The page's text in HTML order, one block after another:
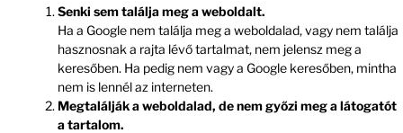
Senki sem találja meg a weboldalt.
Ha a Google nem találja meg a weboldalad, vagy nem találja
hasznosnak a rajta lévő tartalmat, nem jelensz meg a
keresőben. Ha pedig nem vagy a Google keresőben, mintha
nem is lennél az interneten.
Megtalálják a weboldalad, de nem győzi meg a látogatót
a tartalom.